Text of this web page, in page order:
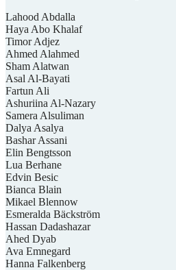
Lahood Abdalla
Haya Abo Khalaf
Timor Adjez
Ahmed Alahmed
Sham Alatwan
Asal Al-Bayati
Fartun Ali
Ashuriina Al-Nazary
Samera Alsuliman
Dalya Asalya
Bashar Assani
Elin Bengtsson
Lua Berhane
Edvin Besic
Bianca Blain
Mikael Blennow
Esmeralda Bäckström
Hassan Dadashazar
Ahed Dyab
Ava Emnegard
Hanna Falkenberg